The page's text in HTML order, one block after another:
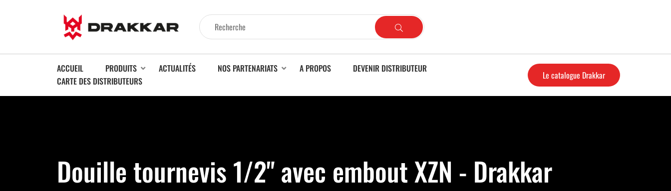
ACCUEIL PRODUITS ACTUALITÉS NOS PARTENARIATS A PROPOS
DEVENIR DISTRIBUTEUR
CARTE DES DISTRIBUTEURS
Le catalogue Drakkar
Douille tournevis 1/2" avec embout XZN - Drakkar